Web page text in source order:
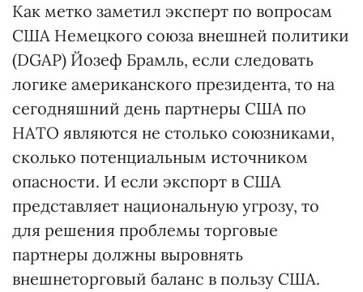
Как метко заметил эксперт по вопросам
США Немецкого союза внешней политики
(DGAP) Йозеф Брамль, если следовать
логике американского президента, то на
сегодняшний день партнеры США по
НАТО являются не столько союзниками,
сколько потенциальным источником
опасности. И если экспорт в США
представляет национальную угрозу, то
для решения проблемы торговые
партнеры должны выровнять
внешнеторговый баланс в пользу США.